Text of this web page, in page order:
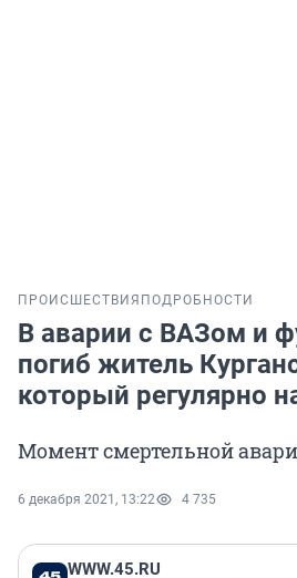
ПРОИСШЕСТВИЯ ПОДРОБНОСТИ
В аварии с ВАЗом и
погиб житель
который регулярно
Момент смертельной
6 декабря 2021, 13:22 4 735
WWW.45.RU